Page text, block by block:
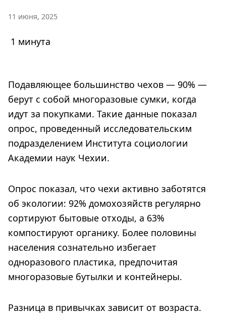
11 июня, 2025
1 минута
Подавляющее большинство чехов — 90% —
берут с собой многоразовые сумки, когда
идут за покупками. Такие данные показал
опрос, проведенный исследовательским
подразделением Института социологии
Академии наук Чехии.
Опрос показал, что чехи активно заботятся
об экологии: 92% домохозяйств регулярно
сортируют бытовые отходы, а 63%
компостируют органику. Более половины
населения сознательно избегает
одноразового пластика, предпочитая
многоразовые бутылки и контейнеры.
Разница в привычках зависит от возраста.